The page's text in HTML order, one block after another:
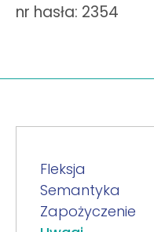
nr hasła: 2354
Fleksja
Semantyka
Zapożyczenie